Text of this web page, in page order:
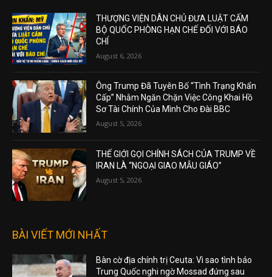
THƯỢNG VIỆN DÂN CHỦ ĐƯA LUẬT CẤM
BỘ QUỐC PHÒNG HẠN CHẾ ĐỐI VỚI BÁO
CHÍ
August 6, 2026
Ông Trump Đã Tuyên Bố “Tình Trạng Khẩn
Cấp” Nhằm Ngăn Chặn Việc Công Khai Hồ
Sơ Tài Chính Của Mình Cho Đài BBC
August 5, 2026
THẾ GIỚI GỌI CHÍNH SÁCH CỦA TRUMP VỀ
IRAN LÀ “NGOẠI GIAO MẪU GIÁO”
August 5, 2026
BÀI VIẾT MỚI NHẤT
Bàn cờ địa chính trị Ceuta: Vì sao tình báo
Trung Quốc nghi ngờ Mossad đứng sau